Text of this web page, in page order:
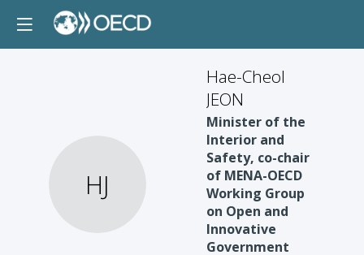
HJ
Hae-Cheol
JEON
Minister of the
Interior and
Safety, co-chair
of MENA-OECD
Working Group
on Open and
Innovative
Government